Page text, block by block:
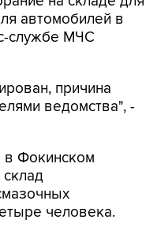
автомобилей в
службе МЧС
причина
ведомства", -
в Фокинском
человека.